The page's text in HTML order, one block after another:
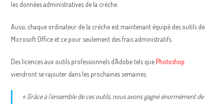
les données administratives de la crèche.
Aussi, chaque ordinateur de la crèche est maintenant équipé des outils de
Microsoft Office et ce pour seulement des frais administratifs.
Des licences aux outils professionnels d’Adobe tels que Photoshop
viendront se rajouter dans les prochaines semaines.
« Grâce à l’ensemble de ces outils, nous avons gagné énormément de